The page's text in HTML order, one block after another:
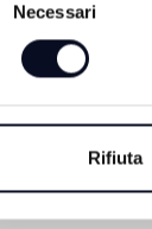
Necessari
Rifiuta